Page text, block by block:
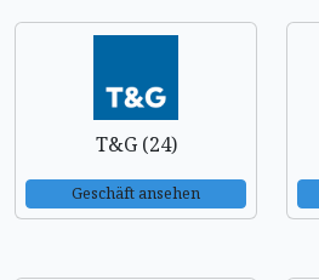
T&G (24)
Geschäft ansehen